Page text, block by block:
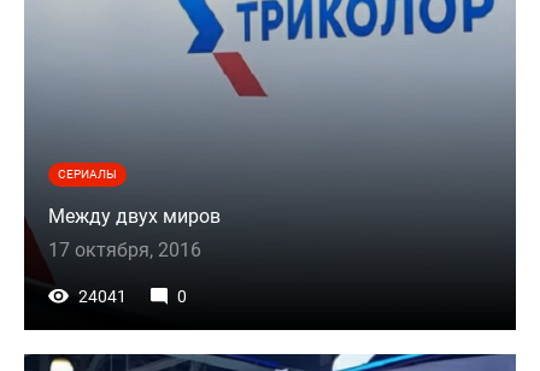
СЕРИАЛЫ
Между двух миров
17 октября, 2016
24041 0